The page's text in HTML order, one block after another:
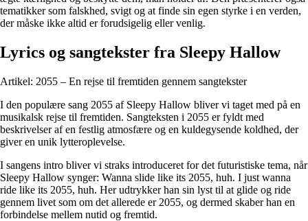
tematikker som falskhed, svigt og at finde sin egen styrke i en verden,
der måske ikke altid er forudsigelig eller venlig.
Lyrics og sangtekster fra Sleepy Hallow
Artikel: 2055 – En rejse til fremtiden gennem sangtekster
I den populære sang 2055 af Sleepy Hallow bliver vi taget med på en
musikalsk rejse til fremtiden. Sangteksten i 2055 er fyldt med
beskrivelser af en festlig atmosfære og en kuldegysende koldhed, der
giver en unik lytteroplevelse.
I sangens intro bliver vi straks introduceret for det futuristiske tema, når
Sleepy Hallow synger: Wanna slide like its 2055, huh. I just wanna
ride like its 2055, huh. Her udtrykker han sin lyst til at glide og ride
gennem livet som om det allerede er 2055, og dermed skaber han en
forbindelse mellem nutid og fremtid.